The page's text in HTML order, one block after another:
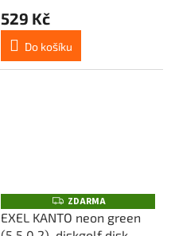
529 Kč
Do košíku
Z
D
A
ZDARMA
EXEL KANTO neon green